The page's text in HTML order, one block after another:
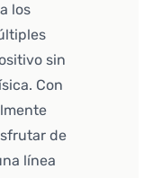
los
sin
Con
de
línea